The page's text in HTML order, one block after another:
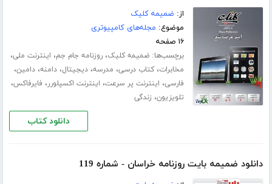
از: ضمیمه کلیک
موضوع: مجله‌های کامپیوتری
۱۶ صفحه
برچسب‌ها:ضمیمه کلیک،روزنامه جام جم، اینترنت ملی،
مخابرات،کتاب درسی، مدرسه،دیجیتال،دامنه،دامین،
فارسی، اینترنت پر سرعت، اینترنت اکسپلورر، فایرفاکس،
تلویزیون، زندگی
دانلود کتاب
دانلود ضمیمه بایت روزنامه خراسان - شماره 119